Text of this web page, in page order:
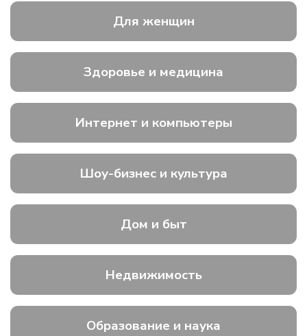
Для женщин
Здоровье и медицина
Интернет и компьютеры
Шоу-бизнес и культура
Дом и быт
Недвижимость
Образование и наука